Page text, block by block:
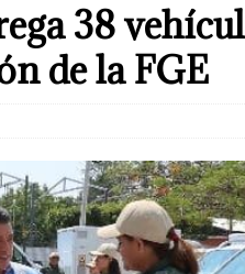
38
de la FGE